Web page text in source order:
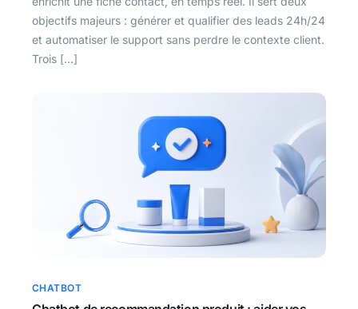
objectifs majeurs : générer et qualifier des leads 24h/24
et automatiser le support sans perdre le contexte client.
Trois […]
CHATBOT